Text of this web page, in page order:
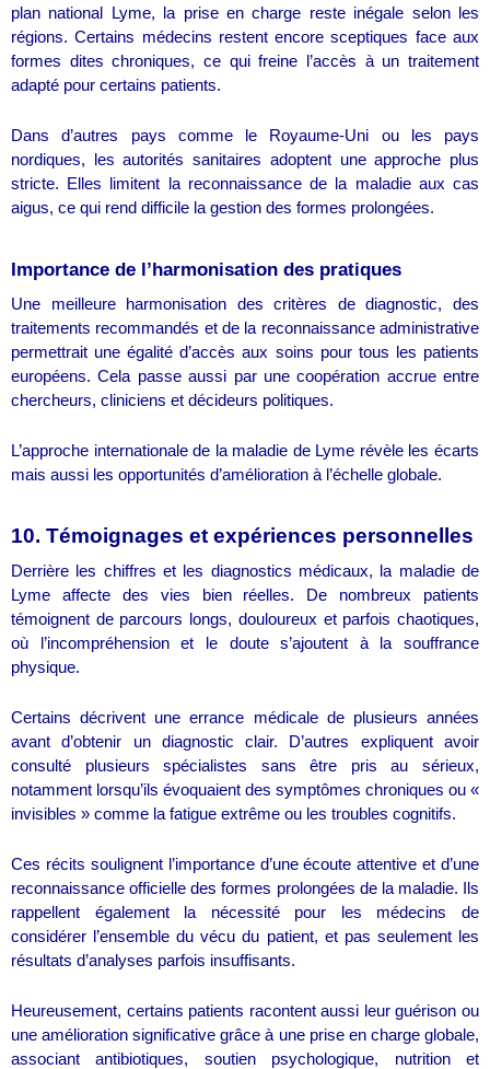
plan national Lyme, la prise en charge reste inégale selon les
régions. Certains médecins restent encore sceptiques face aux
formes dites chroniques, ce qui freine l’accès à un traitement
adapté pour certains patients.
Dans d’autres pays comme le Royaume-Uni ou les pays
nordiques, les autorités sanitaires adoptent une approche plus
stricte. Elles limitent la reconnaissance de la maladie aux cas
aigus, ce qui rend difficile la gestion des formes prolongées.
Importance de l’harmonisation des pratiques
Une meilleure harmonisation des critères de diagnostic, des
traitements recommandés et de la reconnaissance administrative
permettrait une égalité d’accès aux soins pour tous les patients
européens. Cela passe aussi par une coopération accrue entre
chercheurs, cliniciens et décideurs politiques.
L’approche internationale de la maladie de Lyme révèle les écarts
mais aussi les opportunités d’amélioration à l’échelle globale.
10. Témoignages et expériences personnelles
Derrière les chiffres et les diagnostics médicaux, la maladie de
Lyme affecte des vies bien réelles. De nombreux patients
témoignent de parcours longs, douloureux et parfois chaotiques,
où l’incompréhension et le doute s’ajoutent à la souffrance
physique.
Certains décrivent une errance médicale de plusieurs années
avant d’obtenir un diagnostic clair. D’autres expliquent avoir
consulté plusieurs spécialistes sans être pris au sérieux,
notamment lorsqu’ils évoquaient des symptômes chroniques ou «
invisibles » comme la fatigue extrême ou les troubles cognitifs.
Ces récits soulignent l’importance d’une écoute attentive et d’une
reconnaissance officielle des formes prolongées de la maladie. Ils
rappellent également la nécessité pour les médecins de
considérer l’ensemble du vécu du patient, et pas seulement les
résultats d’analyses parfois insuffisants.
Heureusement, certains patients racontent aussi leur guérison ou
une amélioration significative grâce à une prise en charge globale,
associant antibiotiques, soutien psychologique, nutrition et